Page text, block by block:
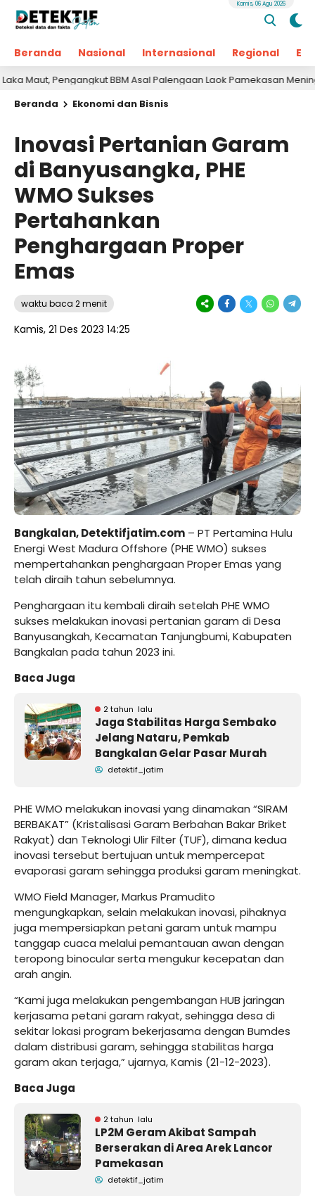
Beranda Nasional Internasional Regional
Kamis, 06 Agu 2026
Pengangkut BBM Asal Palengaan Laok Pamekasan Meninggal Dunia
Beranda
Ekonomi dan Bisnis
Inovasi Pertanian Garam
di Banyusangka, PHE
WMO Sukses
Pertahankan
Penghargaan Proper
Emas
waktu baca 2 menit
Kamis, 21 Des 2023 14:25
Bangkalan, Detektifjatim.com – PT Pertamina Hulu
Energi West Madura Offshore (PHE WMO) sukses
mempertahankan penghargaan Proper Emas yang
telah diraih tahun sebelumnya.
Penghargaan itu kembali diraih setelah PHE WMO
sukses melakukan inovasi pertanian garam di Desa
Banyusangkah, Kecamatan Tanjungbumi, Kabupaten
Bangkalan pada tahun 2023 ini.
Baca Juga
2 tahun lalu
Jaga Stabilitas Harga Sembako
Jelang Nataru, Pemkab
Bangkalan Gelar Pasar Murah
detektif_jatim
PHE WMO melakukan inovasi yang dinamakan “SIRAM
BERBAKAT” (Kristalisasi Garam Berbahan Bakar Briket
Rakyat) dan Teknologi Ulir Filter (TUF), dimana kedua
inovasi tersebut bertujuan untuk mempercepat
evaporasi garam sehingga produksi garam meningkat.
WMO Field Manager, Markus Pramudito
mengungkapkan, selain melakukan inovasi, pihaknya
juga mempersiapkan petani garam untuk mampu
tanggap cuaca melalui pemantauan awan dengan
teropong binocular serta mengukur kecepatan dan
arah angin.
“Kami juga melakukan pengembangan HUB jaringan
kerjasama petani garam rakyat, sehingga desa di
sekitar lokasi program bekerjasama dengan Bumdes
dalam distribusi garam, sehingga stabilitas harga
garam akan terjaga,” ujarnya, Kamis (21-12-2023).
Baca Juga
2 tahun lalu
LP2M Geram Akibat Sampah
Berserakan di Area Arek Lancor
Pamekasan
detektif_jatim